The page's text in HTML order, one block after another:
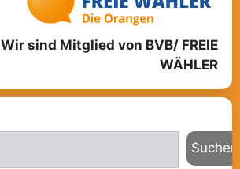
Wir sind Mitglied von BVB/ FREIE
WÄHLER
Suchen